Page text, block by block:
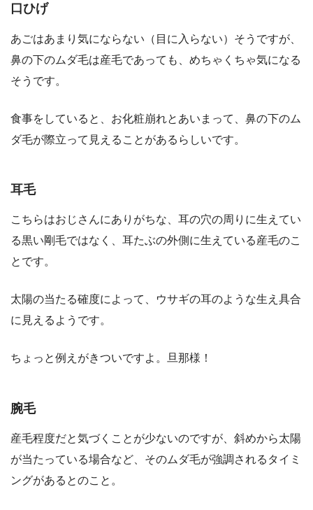
口ひげ
あごはあまり気にならない（目に入らない）そうですが、
鼻の下のムダ毛は産毛であっても、めちゃくちゃ気になる
そうです。
食事をしていると、お化粧崩れとあいまって、鼻の下のム
ダ毛が際立って見えることがあるらしいです。
耳毛
こちらはおじさんにありがちな、耳の穴の周りに生えてい
る黒い剛毛ではなく、耳たぶの外側に生えている産毛のこ
とです。
太陽の当たる確度によって、ウサギの耳のような生え具合
に見えるようです。
ちょっと例えがきついですよ。旦那様！
腕毛
産毛程度だと気づくことが少ないのですが、斜めから太陽
が当たっている場合など、そのムダ毛が強調されるタイミ
ングがあるとのこと。